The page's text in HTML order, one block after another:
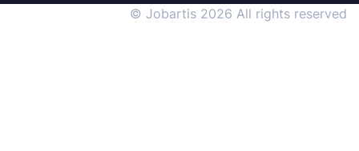
© Jobartis 2026 All rights reserved